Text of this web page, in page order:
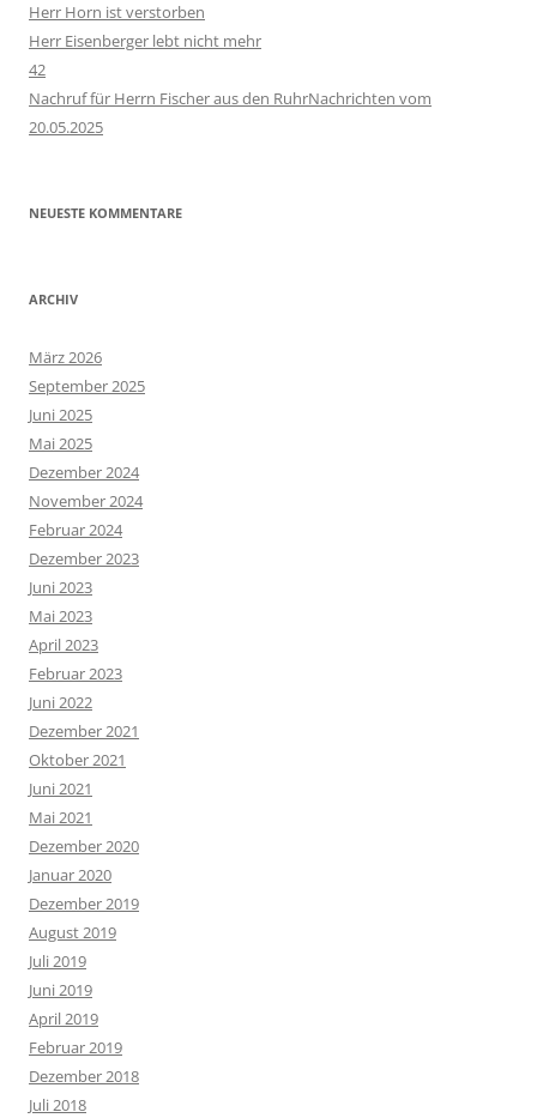
Herr Horn ist verstorben
Herr Eisenberger lebt nicht mehr
42
Nachruf für Herrn Fischer aus den RuhrNachrichten vom
20.05.2025
NEUESTE KOMMENTARE
ARCHIV
März 2026
September 2025
Juni 2025
Mai 2025
Dezember 2024
November 2024
Februar 2024
Dezember 2023
Juni 2023
Mai 2023
April 2023
Februar 2023
Juni 2022
Dezember 2021
Oktober 2021
Juni 2021
Mai 2021
Dezember 2020
Januar 2020
Dezember 2019
August 2019
Juli 2019
Juni 2019
April 2019
Februar 2019
Dezember 2018
Juli 2018